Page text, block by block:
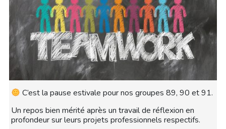
C’est la pause estivale pour nos groupes 89, 90 et 91.
Un repos bien mérité après un travail de réflexion en
profondeur sur leurs projets professionnels respectifs.